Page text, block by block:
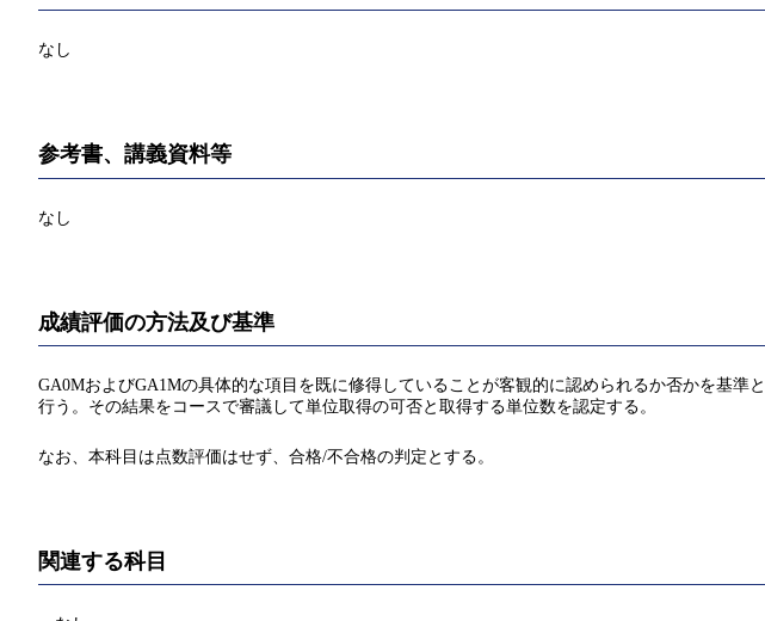
なし
参考書、講義資料等
なし
成績評価の方法及び基準
GA0MおよびGA1Mの具体的な項目を既に修得していることが客観的に認められるか否かを基
行う。その結果をコースで審議して単位取得の可否と取得する単位数を認定する。
なお、本科目は点数評価はせず、合格/不合格の判定とする。
関連する科目